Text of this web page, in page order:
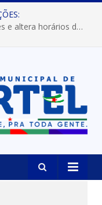
Prefeitura de Portel prorroga inscrições e altera horários dos concursos “Musa” e “Miss Mix Verão 2026”